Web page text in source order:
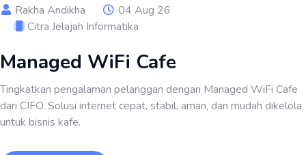
Rakha Andikha
04 Aug 26
Citra Jelajah Informatika
Managed WiFi Cafe
Tingkatkan pengalaman pelanggan dengan Managed WiFi Cafe
dari CIFO. Solusi internet cepat, stabil, aman, dan mudah dikelola
untuk bisnis kafe.